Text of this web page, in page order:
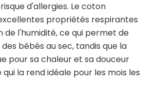
d'allergies. Le coton
propriétés respirantes
de l'humidité, ce qui permet de
bébés au sec, tandis que la
pour sa chaleur et sa douceur
qui la rend idéale pour les mois les